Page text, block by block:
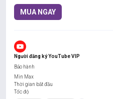
MUA NGAY
Người đăng ký YouTube VIP
Bảo hành
Min Max
Thời gian bắt đầu
Tốc độ